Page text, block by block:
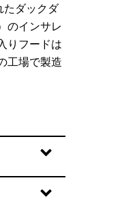
たダックダ
のインサレ
りフードは
工場で製造